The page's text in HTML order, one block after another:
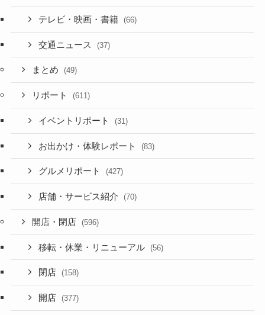
テレビ・映画・書籍 (66)
交通ニュース (37)
まとめ (49)
リポート (611)
イベントリポート (31)
お出かけ・体験レポート (83)
グルメリポート (427)
店舗・サービス紹介 (70)
開店・閉店 (596)
移転・休業・リニューアル (56)
閉店 (158)
開店 (377)